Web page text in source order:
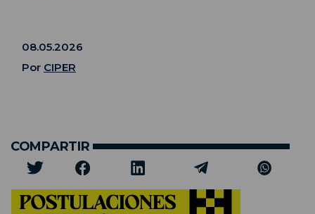
08.05.2026
Por CIPER
COMPARTIR